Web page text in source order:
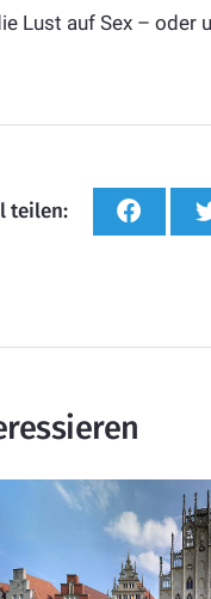
Lust auf Sex – oder
teilen: